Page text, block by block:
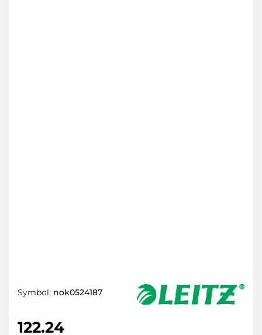
Symbol: nok0524187
122.24